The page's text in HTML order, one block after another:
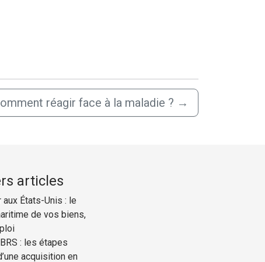
réagir face à la maladie ? →
articles
aux États-Unis : le
de vos biens,
: les étapes
acquisition en